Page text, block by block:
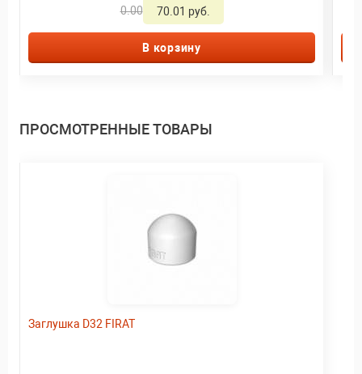
0.00 70.01 руб.
В корзину
ПРОСМОТРЕННЫЕ ТОВАРЫ
Заглушка D32 FIRAT